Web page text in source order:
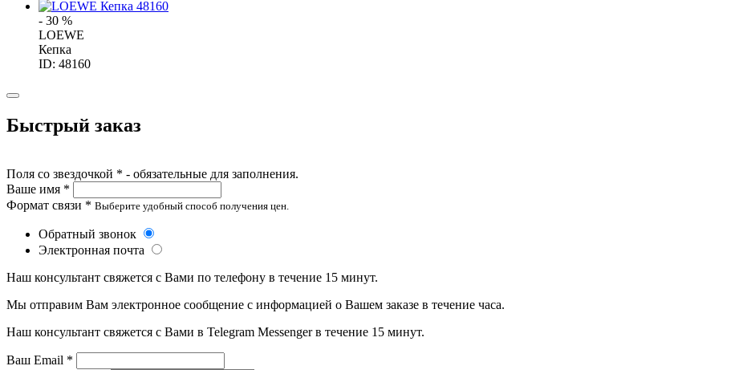
- 30 %
LOEWE
Кепка
ID: 48160
Быстрый заказ
Поля со звездочкой * - обязательные для заполнения.
Ваше имя *
Формат связи * Выберите удобный способ получения цен.
Обратный звонок
Электронная почта
Наш консультант свяжется с Вами по телефону в течение 15 минут.
Мы отправим Вам электронное сообщение с информацией о Вашем заказе в течение часа.
Наш консультант свяжется с Вами в Telegram Messenger в течение 15 минут.
Ваш Email *